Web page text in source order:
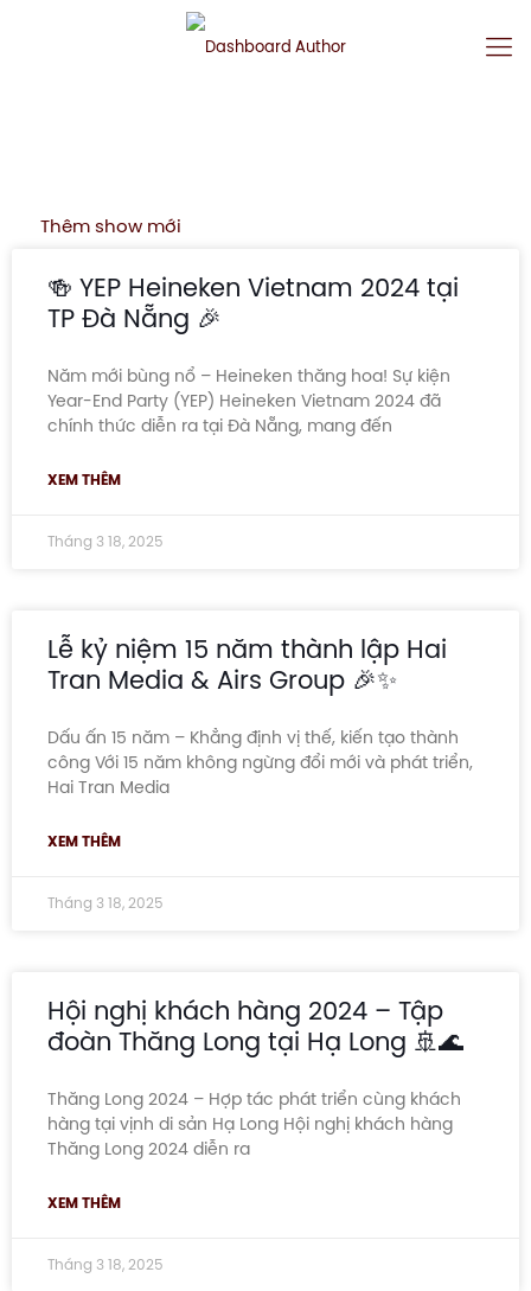
Thêm show mới
🍻 YEP Heineken Vietnam 2024 tại
TP Đà Nẵng 🎉
Năm mới bùng nổ – Heineken thăng hoa! Sự kiện
Year-End Party (YEP) Heineken Vietnam 2024 đã
chính thức diễn ra tại Đà Nẵng, mang đến
XEM THÊM
Tháng 3 18, 2025
Lễ kỷ niệm 15 năm thành lập Hai
Tran Media & Airs Group 🎉✨
Dấu ấn 15 năm – Khẳng định vị thế, kiến tạo thành
công Với 15 năm không ngừng đổi mới và phát triển,
Hai Tran Media
XEM THÊM
Tháng 3 18, 2025
Hội nghị khách hàng 2024 – Tập
đoàn Thăng Long tại Hạ Long 🚢🌊
Thăng Long 2024 – Hợp tác phát triển cùng khách
hàng tại vịnh di sản Hạ Long Hội nghị khách hàng
Thăng Long 2024 diễn ra
XEM THÊM
Tháng 3 18, 2025